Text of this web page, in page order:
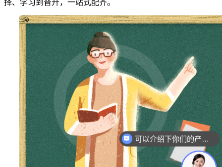
择、学习到晋升，一站式配齐。
可以介绍下你们的产品么？